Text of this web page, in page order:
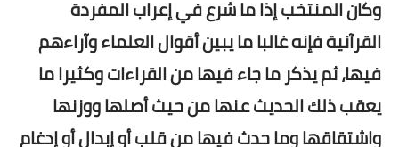
وكان المنتخب إذا ما شرع في إعراب المفردة
القرآنية فإنه غالبا ما يبين أقوال العلماء وآراءهم
فيها، ثم يذكر ما جاء فيها من القراءات وكثيرا ما
يعقب ذلك الحديث عنها من حيث أصلها ووزنها
واشتقاقها وما حدث فيها من قلب أو إبدال أو إدغام